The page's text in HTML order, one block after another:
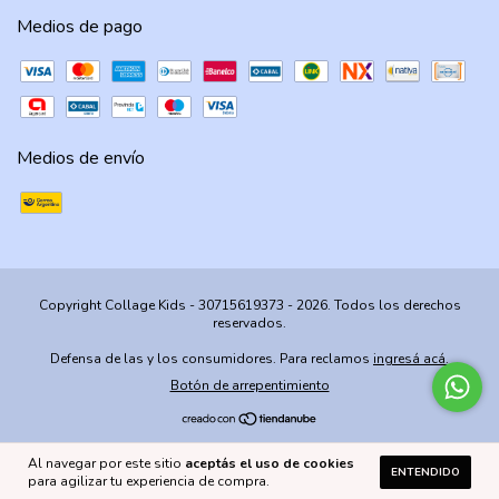
Al navegar por este sitio aceptás el uso de cookies
para agilizar tu experiencia de compra.
ENTENDIDO
Medios de pago
Medios de envío
Copyright Collage Kids - 30715619373 - 2026. Todos los derechos
reservados.
Defensa de las y los consumidores. Para reclamos ingresá acá.
Botón de arrepentimiento